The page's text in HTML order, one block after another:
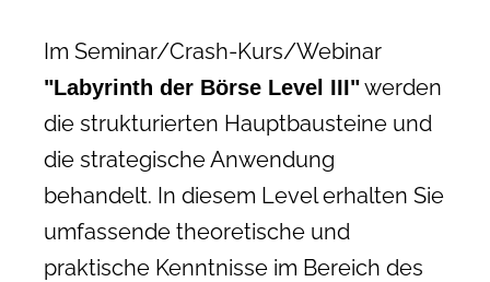
Im Seminar/Crash-Kurs/Webinar
"Labyrinth der Börse Level III"werden
die strukturierten Hauptbausteine und
die strategische Anwendung
behandelt. In diesem Level erhalten Sie
umfassende theoretische und
praktische Kenntnisse im Bereich des